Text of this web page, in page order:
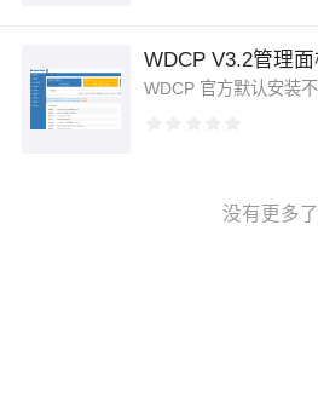
没有更多了